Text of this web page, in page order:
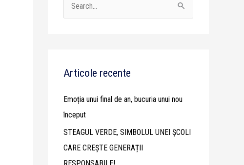
c
f
o
r
:
Articole recente
Emoția unui final de an, bucuria unui nou
început
STEAGUL VERDE, SIMBOLUL UNEI ȘCOLI
CARE CREȘTE GENERAȚII
RESPONSABILE!